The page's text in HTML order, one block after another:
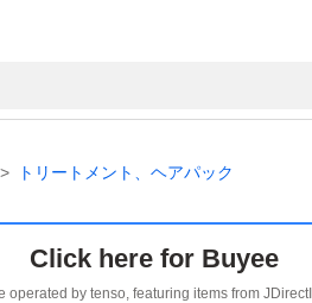
トリートメント、ヘアパック
Click here for Buyee
operated by tenso, featuring items from